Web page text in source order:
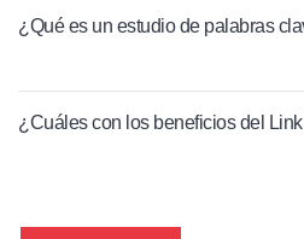
¿Qué es un estudio de palabras
¿Cuáles con los beneficios del